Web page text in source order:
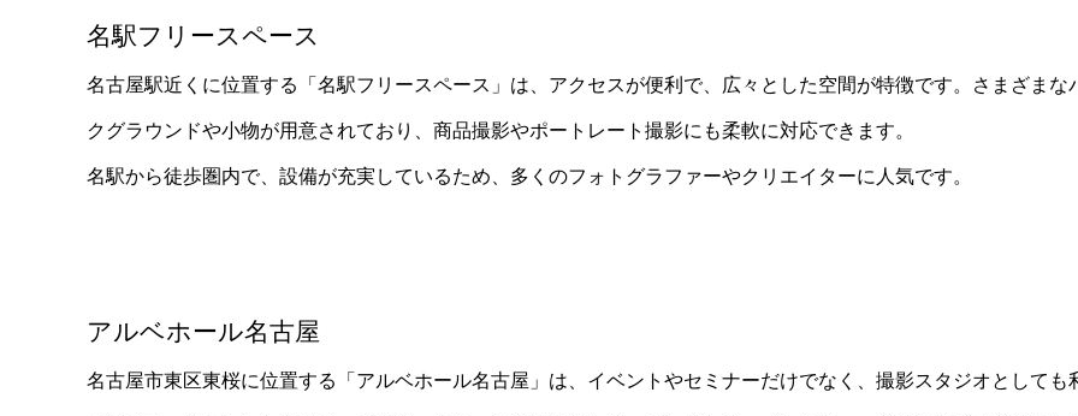
名駅フリースペース
名古屋駅近くに位置する「名駅フリースペース」は、アクセスが便利で、広々とした空間が特徴です。さまざまな
クグラウンドや小物が用意されており、商品撮影やポートレート撮影にも柔軟に対応できます。
名駅から徒歩圏内で、設備が充実しているため、多くのフォトグラファーやクリエイターに人気です。
アルベホール名古屋
名古屋市東区東桜に位置する「アルベホール名古屋」は、イベントやセミナーだけでなく、撮影スタジオとしても